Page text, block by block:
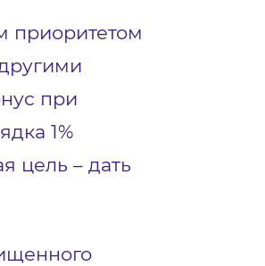
приоритетом
при
1%
цель – дать